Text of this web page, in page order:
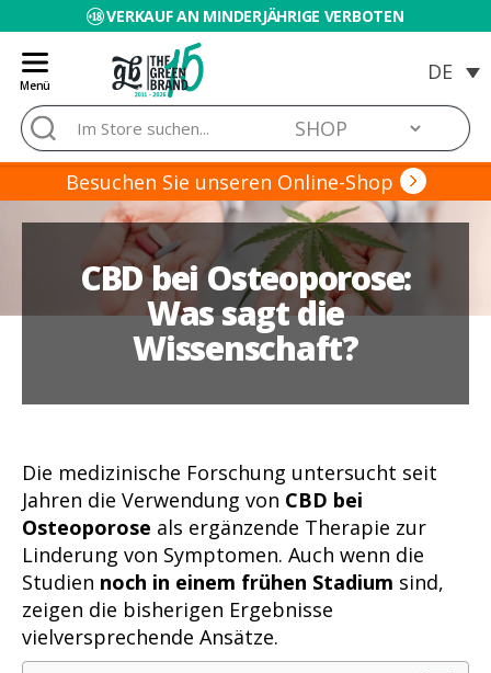
VERKAUF AN MINDERJÄHRIGE VERBOTEN
Menü
Blog
Grow
Barato
Suche
nach:
Besuchen Sie unseren Online-Shop
CBD bei Osteoporose:
Was sagt die
Wissenschaft?
Die medizinische Forschung untersucht seit
Jahren die Verwendung von CBD bei
Osteoporose als ergänzende Therapie zur
Linderung von Symptomen. Auch wenn die
Studien noch in einem frühen Stadium sind,
zeigen die bisherigen Ergebnisse
vielversprechende Ansätze.